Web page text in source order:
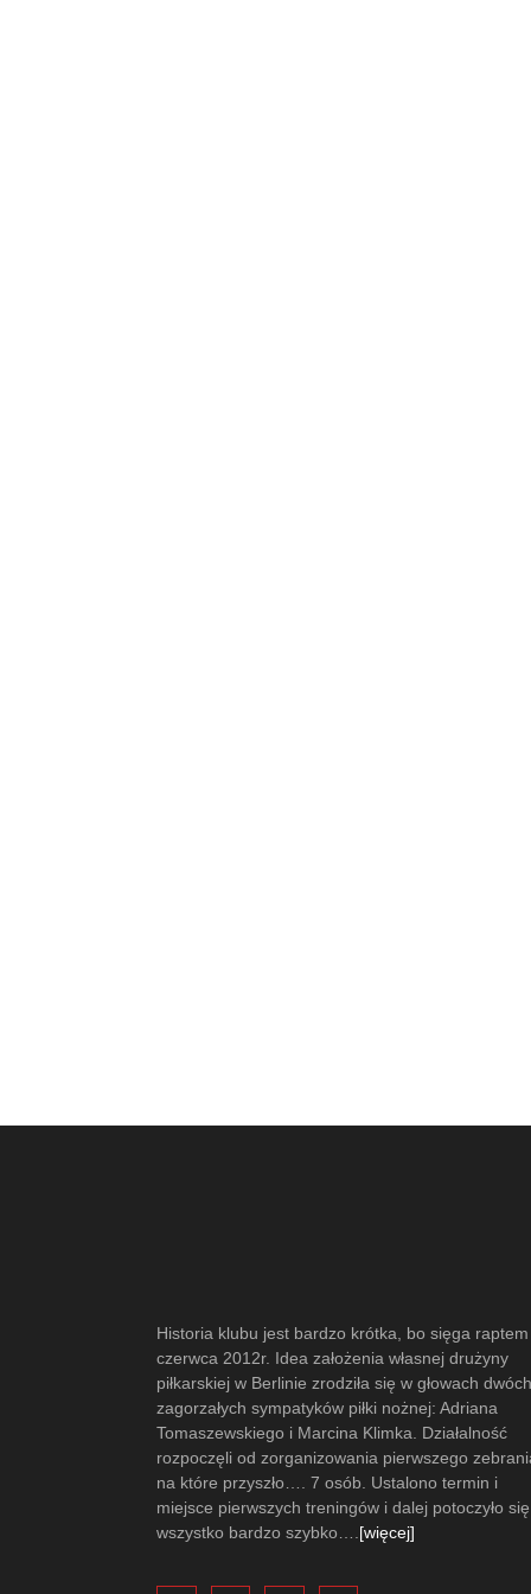
Historia klubu jest bardzo krótka, bo sięga raptem
czerwca 2012r. Idea założenia własnej drużyny
piłkarskiej w Berlinie zrodziła się w głowach dwóch
zagorzałych sympatyków piłki nożnej: Adriana
Tomaszewskiego i Marcina Klimka. Działalność
rozpoczęli od zorganizowania pierwszego
na które przyszło…. 7 osób. Ustalono termin i
miejsce pierwszych treningów i dalej potoczyło się
wszystko bardzo szybko…. [więcej]